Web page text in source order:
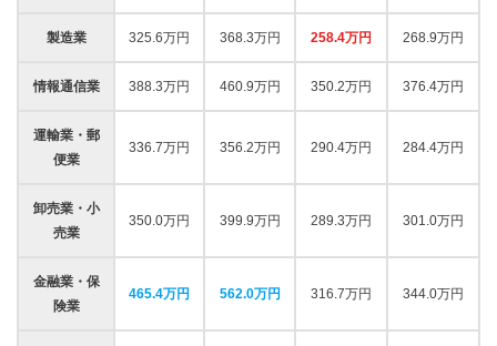
製造業 325.6万円 368.3万円 258.4万円 268.9万円
情報通信業 388.3万円 460.9万円 350.2万円 376.4万円
運輸業・郵
便業
336.7万円 356.2万円 290.4万円 284.4万円
卸売業・小
売業
350.0万円 399.9万円 289.3万円 301.0万円
金融業・保
険業
465.4万円 562.0万円 316.7万円 344.0万円